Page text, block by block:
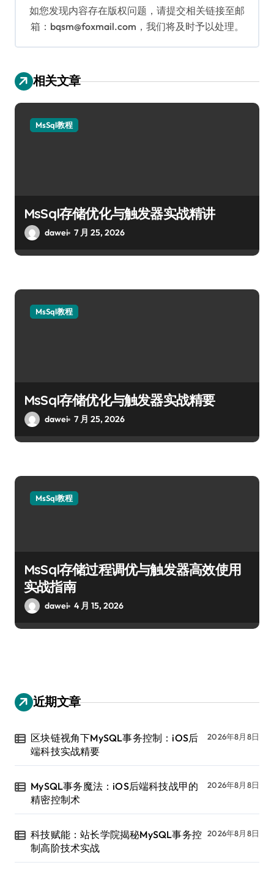
如您发现内容存在版权问题，请提交相关链接至邮
箱：bqsm@foxmail.com，我们将及时予以处理。
相关文章
MsSql教程
MsSql存储优化与触发器实战精讲
dawei 7 月 25, 2026
MsSql教程
MsSql存储优化与触发器实战精要
dawei 7 月 25, 2026
MsSql教程
MsSql存储过程调优与触发器高效使用
实战指南
dawei 4 月 15, 2026
近期文章
区块链视角下MySQL事务控制：iOS后
端科技实战精要
2026年8月8日
MySQL事务魔法：iOS后端科技战甲的
精密控制术
2026年8月8日
科技赋能：站长学院揭秘MySQL事务控
制高阶技术实战
2026年8月8日